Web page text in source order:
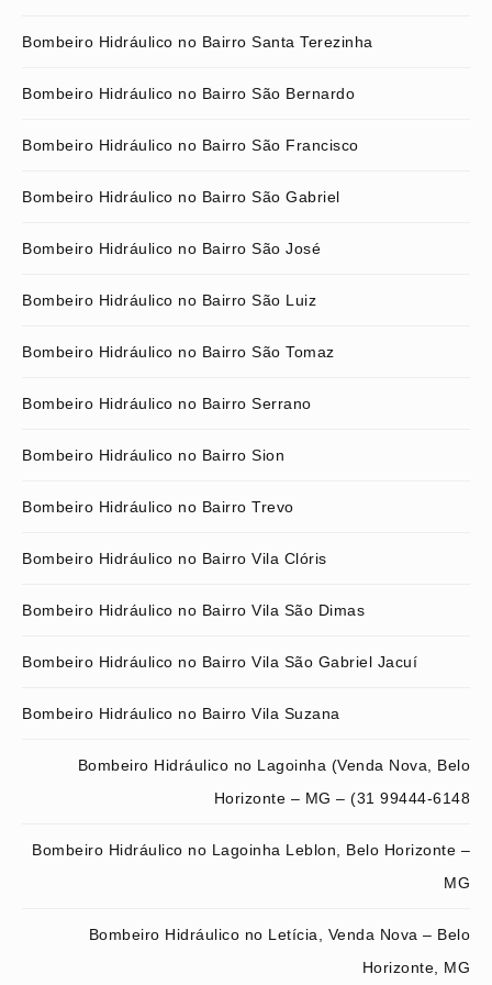
Bombeiro Hidráulico no Bairro Santa Terezinha
Bombeiro Hidráulico no Bairro São Bernardo
Bombeiro Hidráulico no Bairro São Francisco
Bombeiro Hidráulico no Bairro São Gabriel
Bombeiro Hidráulico no Bairro São José
Bombeiro Hidráulico no Bairro São Luiz
Bombeiro Hidráulico no Bairro São Tomaz
Bombeiro Hidráulico no Bairro Serrano
Bombeiro Hidráulico no Bairro Sion
Bombeiro Hidráulico no Bairro Trevo
Bombeiro Hidráulico no Bairro Vila Clóris
Bombeiro Hidráulico no Bairro Vila São Dimas
Bombeiro Hidráulico no Bairro Vila São Gabriel Jacuí
Bombeiro Hidráulico no Bairro Vila Suzana
Bombeiro Hidráulico no Lagoinha (Venda Nova, Belo
Horizonte – MG – (31 99444-6148
Bombeiro Hidráulico no Lagoinha Leblon, Belo Horizonte –
MG
Bombeiro Hidráulico no Letícia, Venda Nova – Belo
Horizonte, MG